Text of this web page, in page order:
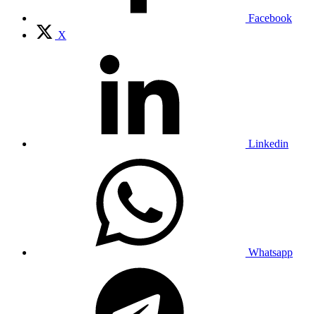
Facebook
X
Linkedin
Whatsapp